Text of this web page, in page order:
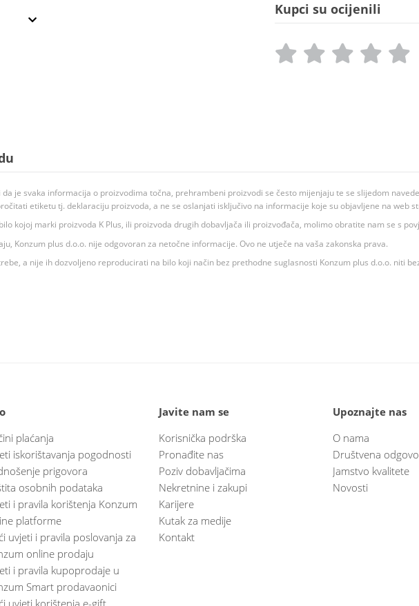
Kupci su ocijenili
je svaka informacija o proizvodima točna, prehrambeni proizvodi se često mijenjaju te se slijedom
etiketu tj. deklaraciju proizvoda, a ne se oslanjati isključivo na informacije koje su objavljene na web
kojoj marki proizvoda K Plus, ili proizvoda drugih dobavljača ili proizvođača, molimo obratite nam se s
Konzum plus d.o.o. nije odgovoran za netočne informacije. Ovo ne utječe na vaša zakonska prava.
a nije ih dozvoljeno reproducirati na bilo koji način bez prethodne suglasnosti Konzum plus d.o.o. niti
plaćanja
iskorištavanja pogodnosti
prigovora
osobnih podataka
i pravila korištenja Konzum
platforme
uvjeti i pravila poslovanja za
online prodaju
i pravila kupoprodaje u
Smart prodavaonici
uvjeti korištenja e-gift
Javite nam se
Korisnička podrška
Pronađite nas
Poziv dobavljačima
Nekretnine i zakupi
Karijere
Kutak za medije
Kontakt
Upoznajte nas
O nama
Društvena
Jamstvo kvalitete
Novosti